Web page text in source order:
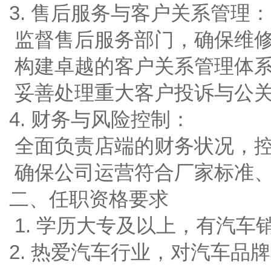
3. 售后服务与客户关系管理：
监督售后服务部门，确保维
构建卓越的客户关系管理体
妥善处理重大客户投诉与公
4. 财务与风险控制：
全面负责店端的财务状况，
确保公司运营符合厂家标准
二、任职资格要求
1. 学历大专及以上，有汽车
2. 热爱汽车行业，对汽车品